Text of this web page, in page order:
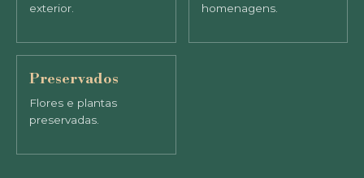
exterior.
homenagens.
Preservados
Flores e plantas
preservadas.